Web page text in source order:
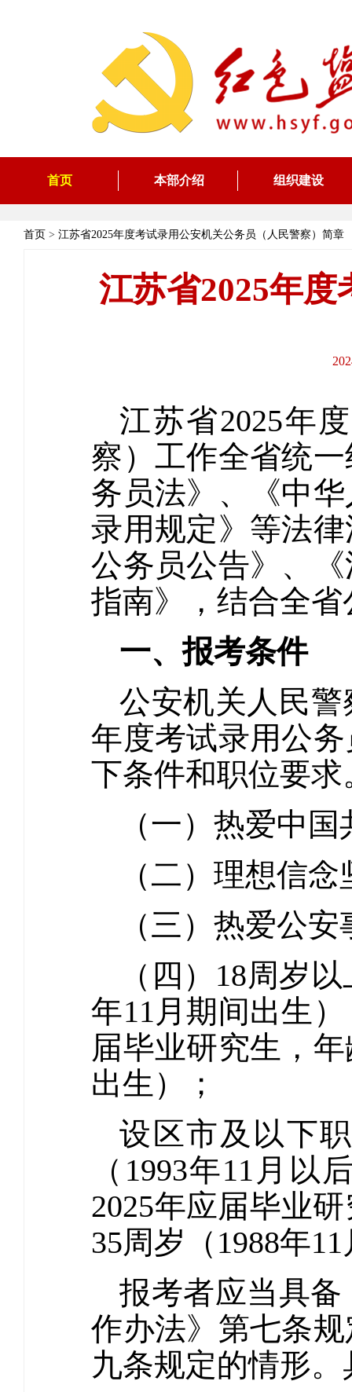
首页 本部介绍 组织建设
首页 > 江苏省2025年度考试录用公安机关公务员（人民警察）简章
江苏省2025年
江苏省2025年
察）工作全省统
务员法》、《中
录用规定》等法
公务员公告》、
指南》，结合全
一、报考条件
公安机关人民
年度考试录用公
下条件和职位要求
（一）热爱中
（二）理想信
（三）热爱公
（四）18周岁
年11月期间出生
届毕业研究生，
出生）；
设区市及以下
（1993年11月
2025年应届毕业
35周岁（1988年
报考者应当具
作办法》第七条
九条规定的情形